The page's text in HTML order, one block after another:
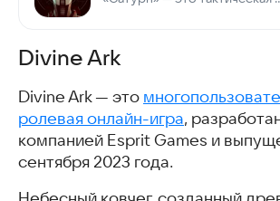
Divine Ark
Divine Ark — это
ролевая онлайн-игра,
компанией Esprit Games и
сентября 2023 года.